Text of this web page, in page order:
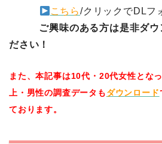
こちら/クリックでDLフ
ご興味のある方は是非ダウ
ださい！
また、本記事は10代・20代女性とな
上・男性の調査データもダウンロード
ております。